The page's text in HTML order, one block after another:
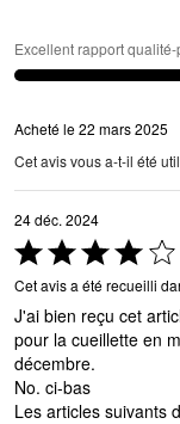
Excellent rapport
Acheté le 22 mars 2025
Cet avis vous a-t-il été
24 déc. 2024
Coté
4 sur
5
Cet avis a été recueilli
J'ai bien reçu cet article. Mais j'attends toujours la
pour la cueillette en magasin. J'ai passé
décembre.
No. ci-bas
Les articles suivants